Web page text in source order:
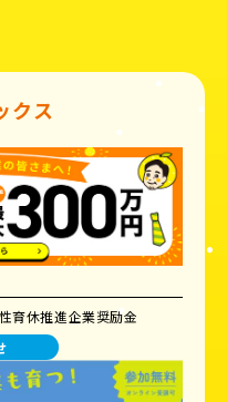
クス
育休推進企業奨励金